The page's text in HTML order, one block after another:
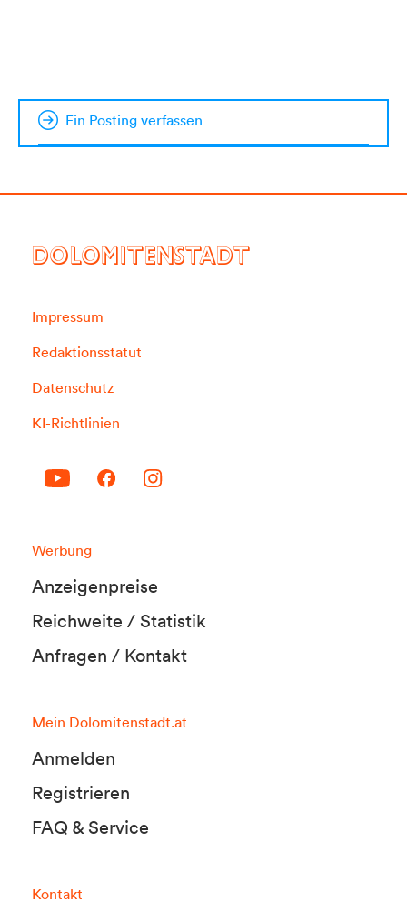
Ein Posting verfassen
DOLOMITENSTADT
Impressum
Redaktionsstatut
Datenschutz
KI-Richtlinien
Werbung
Anzeigenpreise
Reichweite / Statistik
Anfragen / Kontakt
Mein Dolomitenstadt.at
Anmelden
Registrieren
FAQ & Service
Kontakt